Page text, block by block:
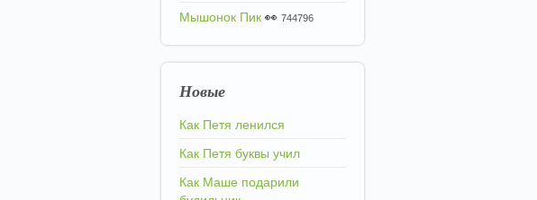
Мышонок Пик 👀 744796
Новые
Как Петя ленился
Как Петя буквы учил
Как Маше подарили